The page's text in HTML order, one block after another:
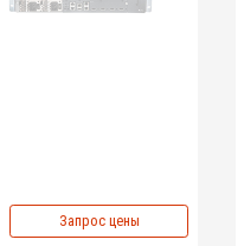
Запрос цены